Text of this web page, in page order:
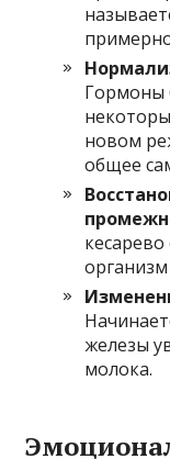
Гормоны
новом
общее
железы
молока.